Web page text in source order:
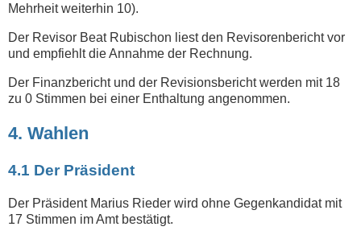
Mehrheit weiterhin 10).
Der Revisor Beat Rubischon liest den Revisorenbericht vor
und empfiehlt die Annahme der Rechnung.
Der Finanzbericht und der Revisionsbericht werden mit 18
zu 0 Stimmen bei einer Enthaltung angenommen.
4. Wahlen
4.1 Der Präsident
Der Präsident Marius Rieder wird ohne Gegenkandidat mit
17 Stimmen im Amt bestätigt.